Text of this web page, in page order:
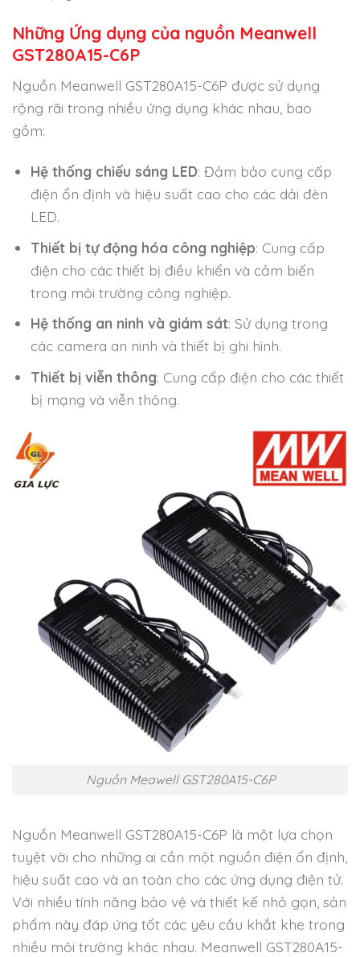
Những Ứng dụng của nguồn Meanwell
GST280A15-C6P
Nguồn Meanwell GST280A15-C6P được sử dụng
rộng rãi trong nhiều ứng dụng khác nhau, bao
gồm:
Hệ thống chiếu sáng LED: Đảm bảo cung cấp
điện ổn định và hiệu suất cao cho các dải đèn
LED.
Thiết bị tự động hóa công nghiệp: Cung cấp
điện cho các thiết bị điều khiển và cảm biến
trong môi trường công nghiệp.
Hệ thống an ninh và giám sát: Sử dụng trong
các camera an ninh và thiết bị ghi hình.
Thiết bị viễn thông: Cung cấp điện cho các thiết
bị mạng và viễn thông.
Nguồn Meawell GST280A15-C6P
Nguồn Meanwell GST280A15-C6P là một lựa chọn
tuyệt vời cho những ai cần một nguồn điện ổn định,
hiệu suất cao và an toàn cho các ứng dụng điện tử.
Với nhiều tính năng bảo vệ và thiết kế nhỏ gọn, sản
phẩm này đáp ứng tốt các yêu cầu khắt khe trong
nhiều môi trường khác nhau. Meanwell GST280A15-